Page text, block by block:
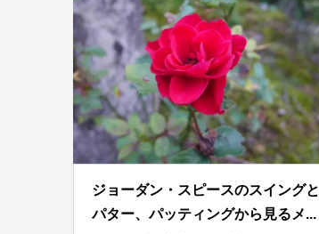
ジョーダン・スピースのスイングと
パター、パッティングから見るメ...